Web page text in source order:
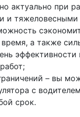
актуально при
и тяжеловесными
а также
эффективности
– вы
с
срок.